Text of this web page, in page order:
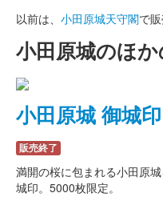
以前は、 小田原城天守閣で
小田原城のほ
小田原城 御城印
販売終了
満開の桜に包まれる小田原
城印。5000枚限定。